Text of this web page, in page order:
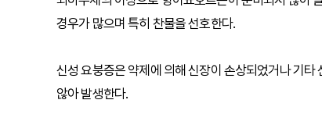
경우가 많으며 특히 찬물을 선호한다.
신성 요붕증은 약제에 의해 신장이 손상되었거나 기
않아 발생한다.